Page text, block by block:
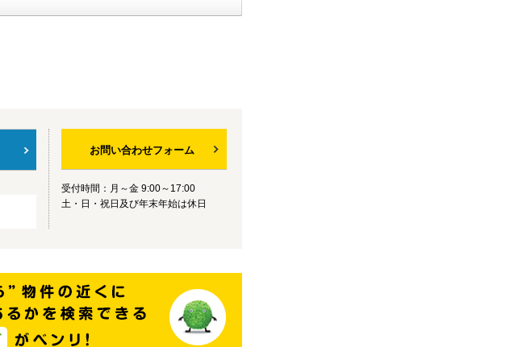
お問い合わせフォーム
受付時間：月～金 9:00～17:00
土・日・祝日及び年末年始は休日